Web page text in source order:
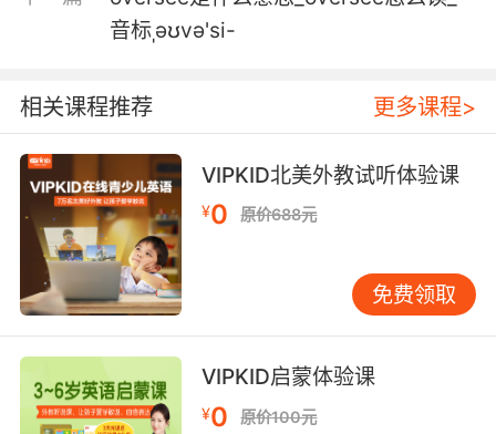
音标ˌəʊvə'si-
相关课程推荐 更多课程>
VIPKID北美外教试听体验课
¥0 原价688元
免费领取
VIPKID启蒙体验课
¥0 原价100元